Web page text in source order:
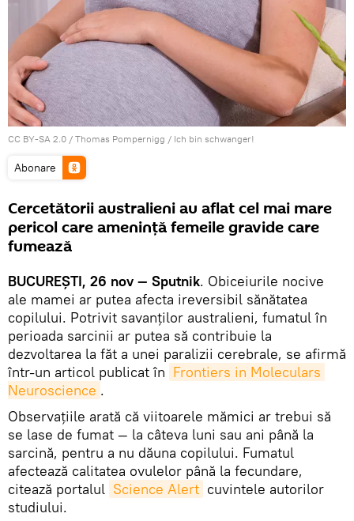
CC BY-SA 2.0 / Thomas Pompernigg / Ich bin schwanger!
Abonare
Cercetătorii australieni au aflat cel mai mare
pericol care amenință femeile gravide care
fumează
BUCUREȘTI, 26 nov — Sputnik. Obiceiurile nocive
ale mamei ar putea afecta ireversibil sănătatea
copilului. Potrivit savanților australieni, fumatul în
perioada sarcinii ar putea să contribuie la
dezvoltarea la făt a unei paralizii cerebrale, se afirmă
într-un articol publicat în Frontiers in Moleculars
Neuroscience .
Observațiile arată că viitoarele mămici ar trebui să
se lase de fumat — la câteva luni sau ani până la
sarcină, pentru a nu dăuna copilului. Fumatul
afectează calitatea ovulelor până la fecundare,
citează portalul Science Alert cuvintele autorilor
studiului.